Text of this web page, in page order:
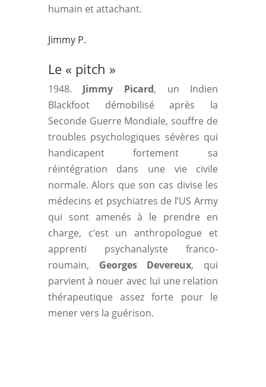
humain et attachant.
Jimmy P.
Le « pitch »
1948. Jimmy Picard, un Indien
Blackfoot démobilisé après la
Seconde Guerre Mondiale, souffre de
troubles psychologiques sévères qui
handicapent fortement sa
réintégration dans une vie civile
normale. Alors que son cas divise les
médecins et psychiatres de l’US Army
qui sont amenés à le prendre en
charge, c’est un anthropologue et
apprenti psychanalyste franco-
roumain, Georges Devereux, qui
parvient à nouer avec lui une relation
thérapeutique assez forte pour le
mener vers la guérison.